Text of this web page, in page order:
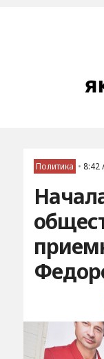
Политика • 8:42